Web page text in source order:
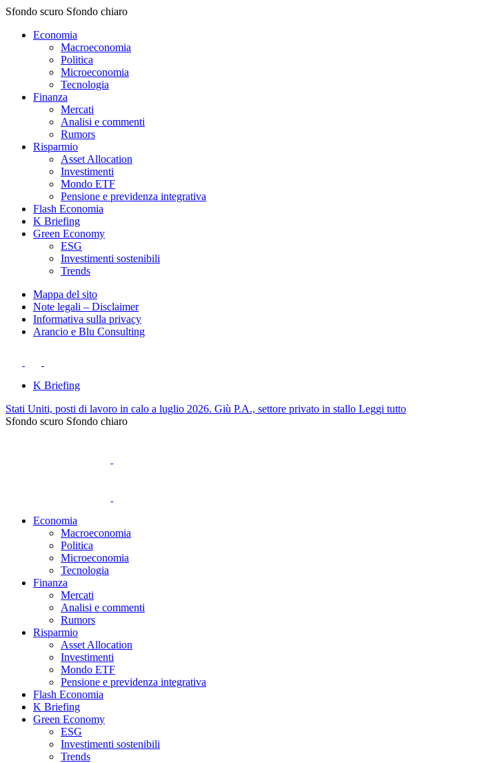
Sfondo scuro Sfondo chiaro
Economia
Macroeconomia
Politica
Microeconomia
Tecnologia
Finanza
Mercati
Analisi e commenti
Rumors
Risparmio
Asset Allocation
Investimenti
Mondo ETF
Pensione e previdenza integrativa
Flash Economia
K Briefing
Green Economy
ESG
Investimenti sostenibili
Trends
Mappa del sito
Note legali – Disclaimer
Informativa sulla privacy
Arancio e Blu Consulting
K Briefing
Stati Uniti, posti di lavoro in calo a luglio 2026. Giù P.A., settore privato in stallo Leggi tutto
Sfondo scuro Sfondo chiaro
Economia
Macroeconomia
Politica
Microeconomia
Tecnologia
Finanza
Mercati
Analisi e commenti
Rumors
Risparmio
Asset Allocation
Investimenti
Mondo ETF
Pensione e previdenza integrativa
Flash Economia
K Briefing
Green Economy
ESG
Investimenti sostenibili
Trends